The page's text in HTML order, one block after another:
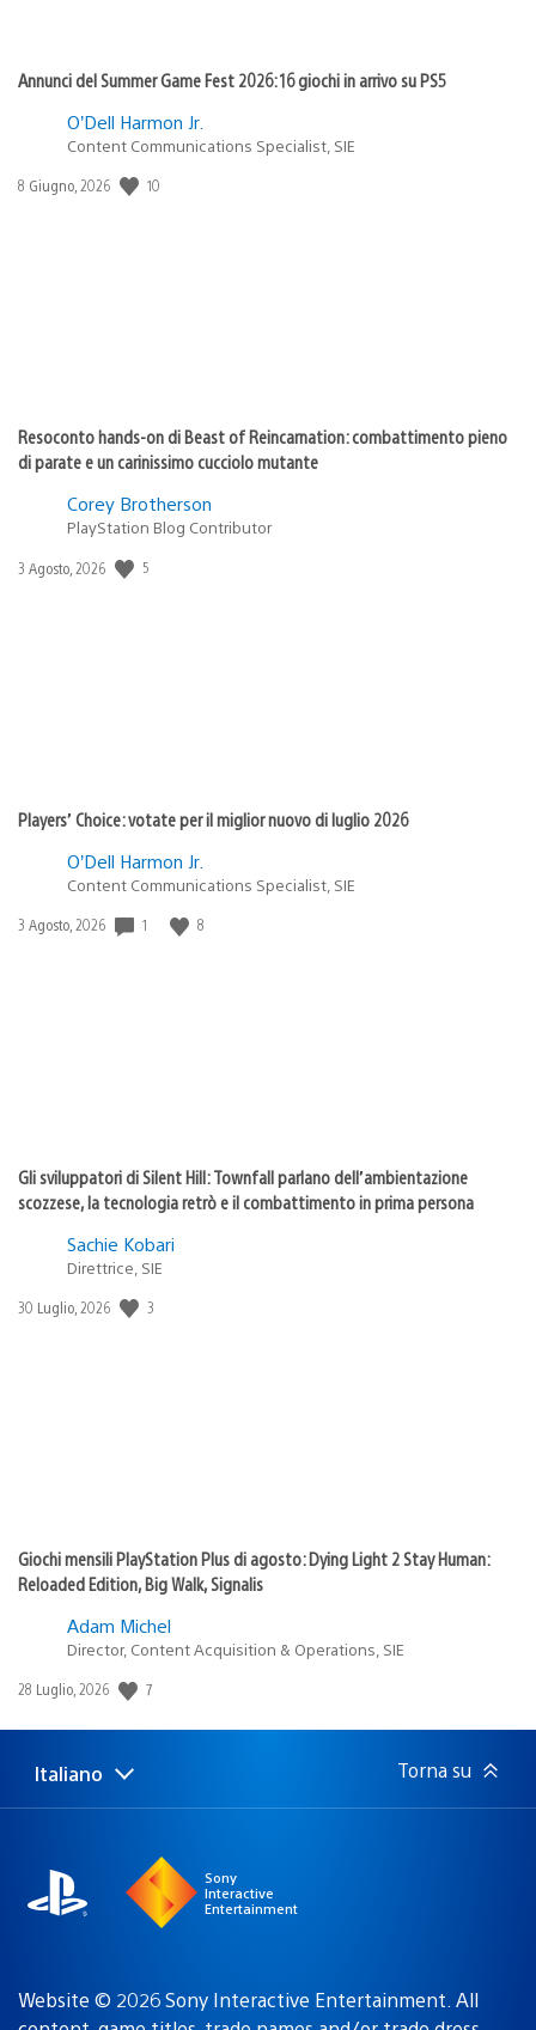
Annunci del Summer Game Fest 2026: 16 giochi in arrivo su PS5
O’Dell Harmon Jr.
Content Communications Specialist, SIE
Data
8 Giugno, 2026 10
Resoconto hands-on di Beast of Reincarnation: combattimento pieno
di parate e un carinissimo cucciolo mutante
Corey Brotherson
PlayStation Blog Contributor
Data
3 Agosto, 2026 5
Players’ Choice: votate per il miglior nuovo di luglio 2026
O’Dell Harmon Jr.
Content Communications Specialist, SIE
Data
3 Agosto, 2026 1 8
Gli sviluppatori di Silent Hill: Townfall parlano dell’ambientazione
scozzese, la tecnologia retrò e il combattimento in prima persona
Sachie Kobari
Direttrice, SIE
Data
30 Luglio, 2026 3
Giochi mensili PlayStation Plus di agosto: Dying Light 2 Stay Human:
Reloaded Edition, Big Walk, Signalis
Adam Michel
Director, Content Acquisition & Operations, SIE
Data
pubblicazione:
28 Luglio, 2026 7
Seleziona
Regione
Italiano Torna su
Sony
Interactive
Entertainment
Website © 2026 Sony Interactive Entertainment. All